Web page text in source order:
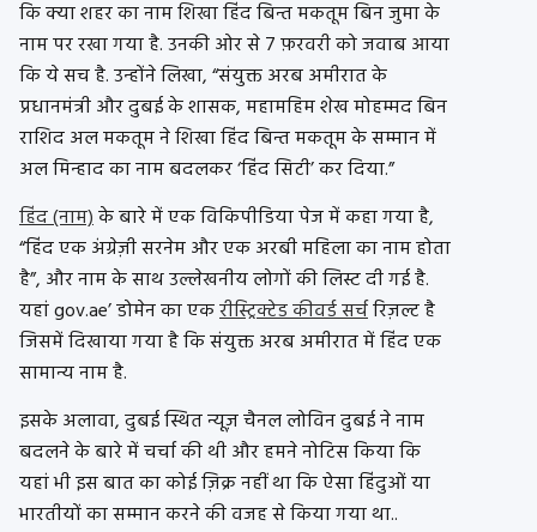
कि क्या शहर का नाम शिखा हिंद बिन्त मकतूम बिन जुमा के
नाम पर रखा गया है. उनकी ओर से 7 फ़रवरी को जवाब आया
कि ये सच है. उन्होंने लिखा, “संयुक्त अरब अमीरात के
प्रधानमंत्री और दुबई के शासक, महामहिम शेख मोहम्मद बिन
राशिद अल मकतूम ने शिखा हिंद बिन्त मकतूम के सम्मान में
अल मिन्हाद का नाम बदलकर ‘हिंद सिटी’ कर दिया.”
हिंद (नाम)के बारे में एक विकिपीडिया पेज में कहा गया है,
“हिंद एक अंग्रेज़ी सरनेम और एक अरबी महिला का नाम होता
है”, और नाम के साथ उल्लेखनीय लोगों की लिस्ट दी गई है.
यहां gov.ae’ डोमेन का एकरीस्ट्रिक्टेड कीवर्ड सर्चरिज़ल्ट है
जिसमें दिखाया गया है कि संयुक्त अरब अमीरात में हिंद एक
सामान्य नाम है.
इसके अलावा, दुबई स्थित न्यूज़ चैनल लोविन दुबई ने नाम
बदलने के बारे में चर्चा की थी और हमने नोटिस किया कि
यहां भी इस बात का कोई ज़िक्र नहीं था कि ऐसा हिंदुओं या
भारतीयों का सम्मान करने की वजह से किया गया था..